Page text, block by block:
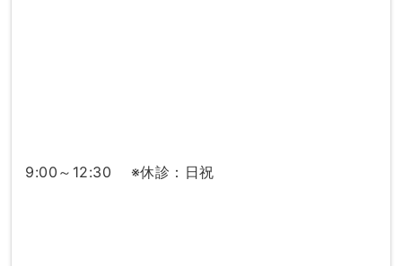
9:00～12:30 ※休診：日祝